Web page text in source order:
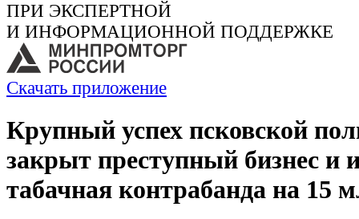
ПРИ ЭКСПЕРТНОЙ
И ИНФОРМАЦИОННОЙ ПОДДЕРЖКЕ
Скачать приложение
Крупный успех псковской
закрыт преступный бизнес и
табачная контрабанда на 15